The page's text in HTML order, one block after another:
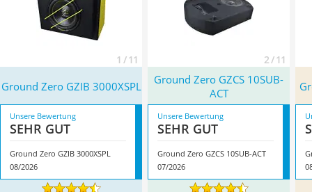
1 / 11 2 / 11
Ground Zero GZIB 3000XSPL
Ground Zero GZCS 10SUB-
ACT
Unsere Bewertung
SEHR GUT
Ground Zero GZIB 3000XSPL
08/2026
Unsere Bewertung
SEHR GUT
Ground Zero GZCS 10SUB-ACT
07/2026